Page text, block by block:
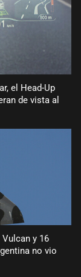
el Head-Up
de vista al
y 16
no vio